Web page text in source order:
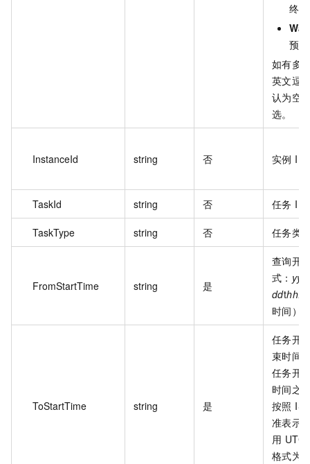
终止
预
如有多
英文逗
认为空
选。
InstanceId string 否 实例 ID
TaskId string 否 任务 ID
TaskType string 否 任务类
FromStartTime string 是
查询开
式：
ddt
时间）
ToStartTime string 是
任务开
束时间
任务开
时间之
按照
准表示
用 UTC
格式为